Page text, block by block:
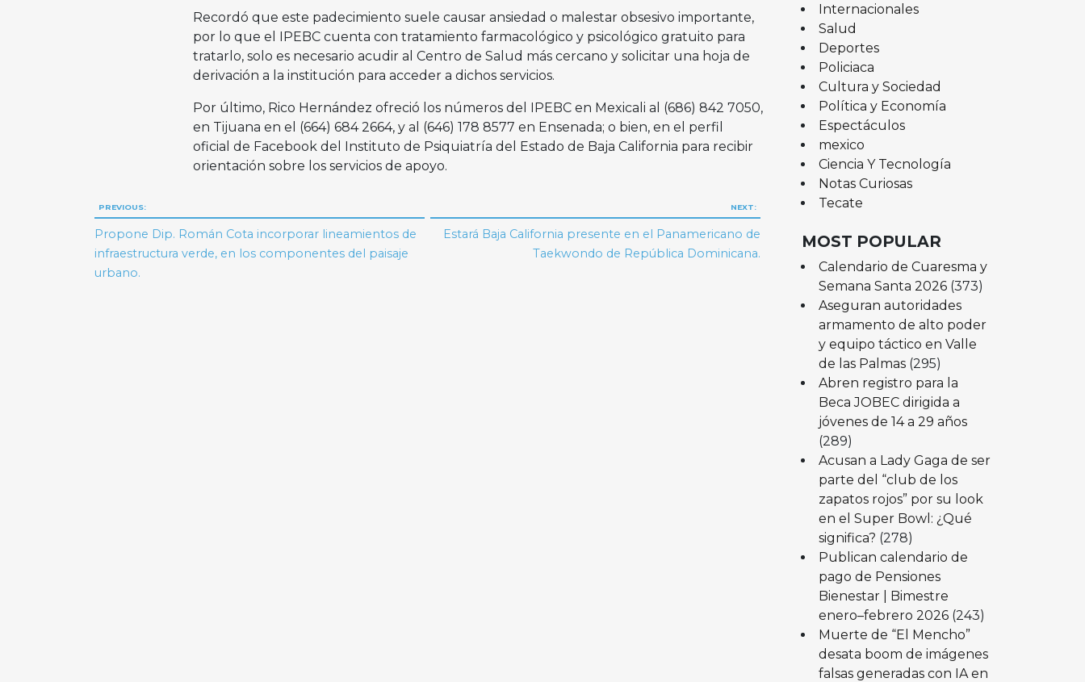
Recordó que este padecimiento suele causar ansiedad o malestar obsesivo importante,
por lo que el IPEBC cuenta con tratamiento farmacológico y psicológico gratuito para
tratarlo, solo es necesario acudir al Centro de Salud más cercano y solicitar una hoja de
derivación a la institución para acceder a dichos servicios.
Por último, Rico Hernández ofreció los números del IPEBC en Mexicali al (686) 842 7050,
en Tijuana en el (664) 684 2664, y al (646) 178 8577 en Ensenada; o bien, en el perfil
oficial de Facebook del Instituto de Psiquiatría del Estado de Baja California para recibir
orientación sobre los servicios de apoyo.
Navegación
de
entradas
PREVIOUS:
Propone Dip. Román Cota incorporar lineamientos de
infraestructura verde, en los componentes del paisaje
urbano.
NEXT:
Estará Baja California presente en el Panamericano de
Taekwondo de República Dominicana.
Internacionales
Salud
Deportes
Policiaca
Cultura y Sociedad
Política y Economía
Espectáculos
mexico
Ciencia Y Tecnología
Notas Curiosas
Tecate
MOST POPULAR
Calendario de Cuaresma y
Semana Santa 2026 (373)
Aseguran autoridades
armamento de alto poder
y equipo táctico en Valle
de las Palmas (295)
Abren registro para la
Beca JOBEC dirigida a
jóvenes de 14 a 29 años
(289)
Acusan a Lady Gaga de ser
parte del “club de los
zapatos rojos” por su look
en el Super Bowl: ¿Qué
significa? (278)
Publican calendario de
pago de Pensiones
Bienestar | Bimestre
enero–febrero 2026 (243)
Muerte de “El Mencho”
desata boom de imágenes
falsas generadas con IA en